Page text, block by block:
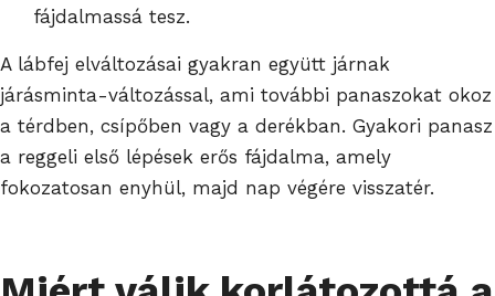
fájdalmassá tesz.
A lábfej elváltozásai gyakran együtt járnak
járásminta-változással, ami további panaszokat okoz
a térdben, csípőben vagy a derékban. Gyakori panasz
a reggeli első lépések erős fájdalma, amely
fokozatosan enyhül, majd nap végére visszatér.